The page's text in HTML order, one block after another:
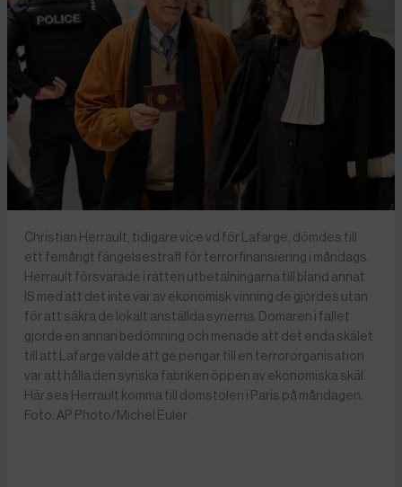
Christian Herrault, tidigare vice vd för Lafarge, dömdes till
ett femårigt fängelsestraff för terrorfinansiering i måndags.
Herrault försvarade i rätten utbetalningarna till bland annat
IS med att det inte var av ekonomisk vinning de gjordes utan
för att säkra de lokalt anställda syrierna. Domaren i fallet
gjorde en annan bedömning och menade att det enda skälet
till att Lafarge valde att ge pengar till en terrororganisation
var att hålla den syriska fabriken öppen av ekonomiska skäl.
Här ses Herrault komma till domstolen i Paris på måndagen.
Foto: AP Photo/Michel Euler